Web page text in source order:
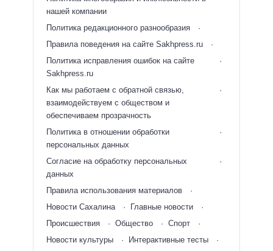
нашей компании
Политика редакционного разнообразия
Правила поведения на сайте Sakhpress.ru
Политика исправления ошибок на сайте
Sakhpress.ru
Как мы работаем с обратной связью,
взаимодействуем с обществом и
обеспечиваем прозрачность
Политика в отношении обработки
персональных данных
Согласие на обработку персональных
данных
Правила использования материалов
Новости Сахалина
Главные новости
Происшествия
Общество
Спорт
Новости культуры
Интерактивные тесты